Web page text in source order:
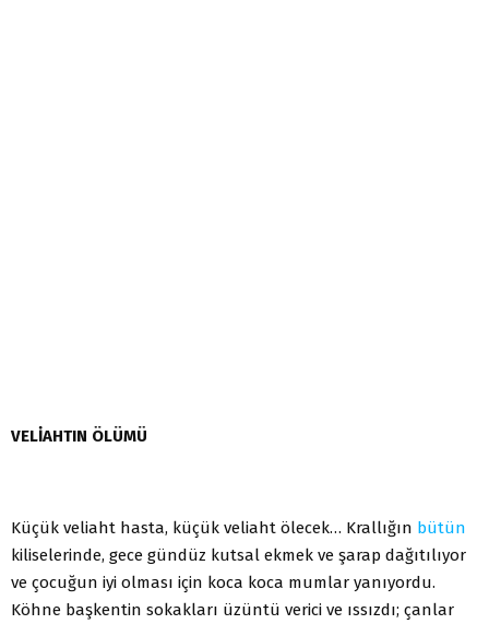
VELİAHTIN ÖLÜMÜ
Küçük veliaht hasta, küçük veliaht ölecek… Krallığın bütün
kiliselerinde, gece gündüz kutsal ekmek ve şarap dağıtılıyor
ve çocuğun iyi olması için koca koca mumlar yanıyordu.
Köhne başkentin sokakları üzüntü verici ve ıssızdı; çanlar